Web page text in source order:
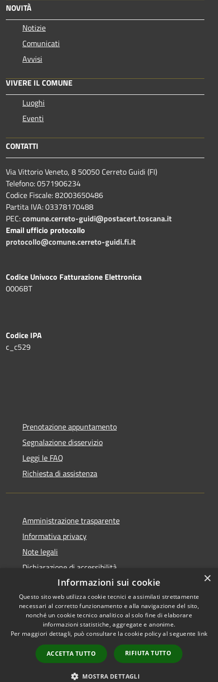
NOVITÀ
Notizie
Comunicati
Avvisi
VIVERE IL COMUNE
Luoghi
Eventi
CONTATTI
Via Vittorio Veneto, 8 50050 Cerreto Guidi (FI)
Telefono: 0571906234
Codice Fiscale: 82003650486
Partita IVA: 03378170488
PEC:comune.cerreto-guidi@postacert.toscana.it
Email ufficio protocollo
protocollo@comune.cerreto-guidi.fi.it
Codice Univoco Fatturazione Elettronica
0006BT
Codice IPA
c_c529
Prenotazione appuntamento
Segnalazione disservizio
Leggi le FAQ
Richiesta di assistenza
Amministrazione trasparente
Informativa privacy
Note legali
Dichiarazione di accessibilità
Accessibilità
Privacy
Mappa del sito
WhatsApp Cerreto
Copyright © 2026 • Comune di
Cerreto Guidi • Powered by
Municipium
Accesso
redazione
×
Informazioni sui cookie
Questo sito web utilizza cookie tecnici e assimilati strettamente
necessari al corretto funzionamento e alla navigazione del sito,
nonché un cookie tecnico analitico al solo fine di elaborare
informazioni statistiche, aggregate e anonime.
Per maggiori dettagli, può consultare la cookie policy al seguente link
ACCETTA TUTTO RIFIUTA TUTTO
MOSTRA DETTAGLI